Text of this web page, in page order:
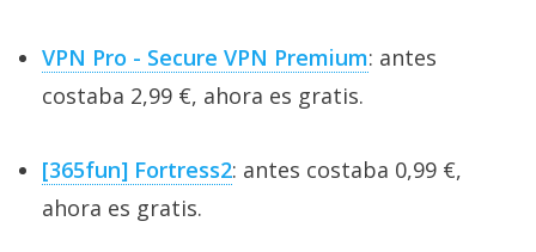
VPN Pro - Secure VPN Premium: antes
costaba 2,99 €, ahora es gratis.
[365fun] Fortress2: antes costaba 0,99 €,
ahora es gratis.